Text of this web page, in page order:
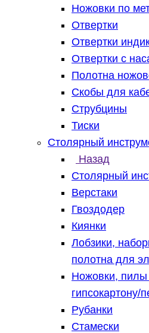
Ножовки по
Отвертки
Отвертки
Отвертки с
Полотна
Скобы для
Струбцины
Тиски
Столярный
Назад
Столярный
Верстаки
Гвоздодер
Киянки
Лобзики,
полотна для
Ножовки, пилы
гипсокартону/
Рубанки
Стамески